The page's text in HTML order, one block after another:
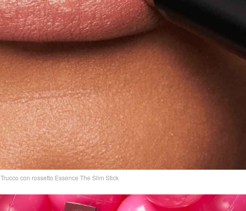
Trucco con rossetto Essence The Slim Stick